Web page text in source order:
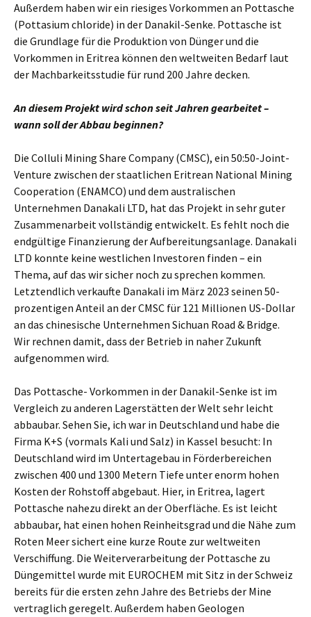
Außerdem haben wir ein riesiges Vorkommen an Pottasche
(Pottasium chloride) in der Danakil-Senke. Pottasche ist
die Grundlage für die Produktion von Dünger und die
Vorkommen in Eritrea können den weltweiten Bedarf laut
der Machbarkeitsstudie für rund 200 Jahre decken.
An diesem Projekt wird schon seit Jahren gearbeitet –
wann soll der Abbau beginnen?
Die Colluli Mining Share Company (CMSC), ein 50:50-Joint-
Venture zwischen der staatlichen Eritrean National Mining
Cooperation (ENAMCO) und dem australischen
Unternehmen Danakali LTD, hat das Projekt in sehr guter
Zusammenarbeit vollständig entwickelt. Es fehlt noch die
endgültige Finanzierung der Aufbereitungsanlage. Danakali
LTD konnte keine westlichen Investoren finden – ein
Thema, auf das wir sicher noch zu sprechen kommen.
Letztendlich verkaufte Danakali im März 2023 seinen 50-
prozentigen Anteil an der CMSC für 121 Millionen US-Dollar
an das chinesische Unternehmen Sichuan Road & Bridge.
Wir rechnen damit, dass der Betrieb in naher Zukunft
aufgenommen wird.
Das Pottasche- Vorkommen in der Danakil-Senke ist im
Vergleich zu anderen Lagerstätten der Welt sehr leicht
abbaubar. Sehen Sie, ich war in Deutschland und habe die
Firma K+S (vormals Kali und Salz) in Kassel besucht: In
Deutschland wird im Untertagebau in Förderbereichen
zwischen 400 und 1300 Metern Tiefe unter enorm hohen
Kosten der Rohstoff abgebaut. Hier, in Eritrea, lagert
Pottasche nahezu direkt an der Oberfläche. Es ist leicht
abbaubar, hat einen hohen Reinheitsgrad und die Nähe zum
Roten Meer sichert eine kurze Route zur weltweiten
Verschiffung. Die Weiterverarbeitung der Pottasche zu
Düngemittel wurde mit EUROCHEM mit Sitz in der Schweiz
bereits für die ersten zehn Jahre des Betriebs der Mine
vertraglich geregelt. Außerdem haben Geologen